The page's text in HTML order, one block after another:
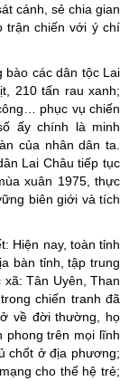
cánh, sẻ chia gian
trận chiến với ý chí
bào các dân tộc Lai
210 tấn rau xanh;
phục vụ chiến
ấy chính là minh
của nhân dân ta.
Lai Châu tiếp tục
xuân 1975, thực
biên giới và tích
Hiện nay, toàn tỉnh
bàn tỉnh, tập trung
Tân Uyên, Than
chiến tranh đã
về đời thường, họ
phong trên mọi lĩnh
chốt ở địa phương;
cho thế hệ trẻ;